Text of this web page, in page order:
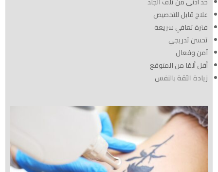
علاج قابل للتخصيص
فترة تعافي سريعة
تحسن تدريجي
آمن وفعال
أقل ألمًا من المتوقع
زيادة الثقة بالنفس